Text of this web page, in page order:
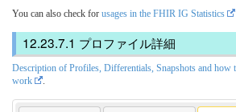
You can also check for usages in the FHIR IG Statistics
プロファイル詳細
Description of Profiles, Differentials, Snapshots and how
work